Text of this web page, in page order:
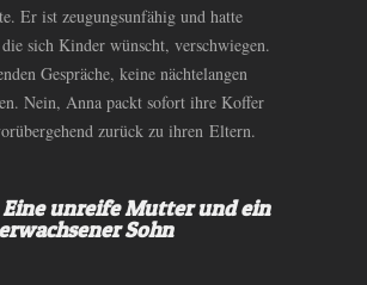
Er ist zeugungsunfähig und hatte
sich Kinder wünscht, verschwiegen.
Gespräche, keine nächtelangen
Nein, Anna packt sofort ihre Koffer
zurück zu ihren Eltern.
Eine unreife Mutter und ein
erwachsener Sohn